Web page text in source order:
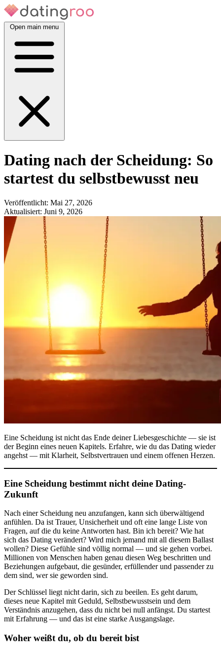
Zum
Inhalt
springen
Open main menu
Dating nach der Scheidung: So
startest du selbstbewusst neu
Veröffentlicht: Mai 27, 2026
Aktualisiert: Juni 9, 2026
Eine Scheidung ist nicht das Ende deiner Liebesgeschichte — sie ist
der Beginn eines neuen Kapitels. Erfahre, wie du das Dating wieder
angehst — mit Klarheit, Selbstvertrauen und einem offenen Herzen.
Eine Scheidung bestimmt nicht deine Dating-
Zukunft
Nach einer Scheidung neu anzufangen, kann sich überwältigend
anfühlen. Da ist Trauer, Unsicherheit und oft eine lange Liste von
Fragen, auf die du keine Antworten hast. Bin ich bereit? Wie hat
sich das Dating verändert? Wird mich jemand mit all diesem Ballast
wollen? Diese Gefühle sind völlig normal — und sie gehen vorbei.
Millionen von Menschen haben genau diesen Weg beschritten und
Beziehungen aufgebaut, die gesünder, erfüllender und passender zu
dem sind, wer sie geworden sind.
Der Schlüssel liegt nicht darin, sich zu beeilen. Es geht darum,
dieses neue Kapitel mit Geduld, Selbstbewusstsein und dem
Verständnis anzugehen, dass du nicht bei null anfängst. Du startest
mit Erfahrung — und das ist eine starke Ausgangslage.
Woher weißt du, ob du bereit bist